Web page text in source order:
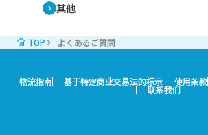
其他
TOP よくあるご質問
物流指南 基于特定商业交易法的标示 使用条款
联系我们